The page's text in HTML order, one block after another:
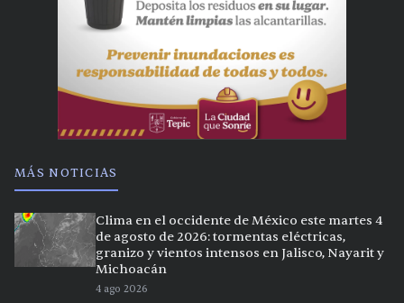
MÁS NOTICIAS
Clima en el occidente de México este martes 4
de agosto de 2026: tormentas eléctricas,
granizo y vientos intensos en Jalisco, Nayarit y
Michoacán
4 ago 2026